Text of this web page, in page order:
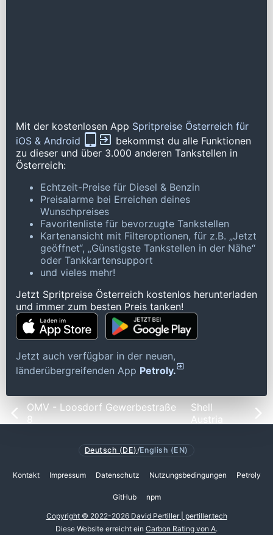
Mit der kostenlosen App Spritpreise Österreich für
iOS & Android
bekommst du alle Funktionen
zu dieser und über 3.000 anderen Tankstellen in
Österreich:
Echtzeit-Preise für Diesel & Benzin
Preisalarme bei Erreichen deines
Wunschpreises
Favoritenliste für bevorzugte Tankstellen
Kartenansicht mit Filteroptionen, für z.B. „Jetzt
geöffnet“, „Günstigste Tankstellen in der Nähe“
oder Tankkartensupport
und vieles mehr!
Jetzt Spritpreise Österreich kostenlos herunterladen
und immer zum besten Preis tanken!
Jetzt auch verfügbar in der neuen,
länderübergreifenden App Petroly.
OMV - Loosdorf Gewerbestraße
8
Shell
Austria
Deutsch (DE)/English (EN)
Kontakt Impressum Datenschutz Nutzungsbedingungen Petroly
GitHub npm
Copyright © 2022-2026 David Pertiller | pertiller.tech
Diese Website erreicht ein Carbon Rating von A.